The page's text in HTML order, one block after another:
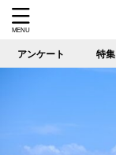
アンケート 特集